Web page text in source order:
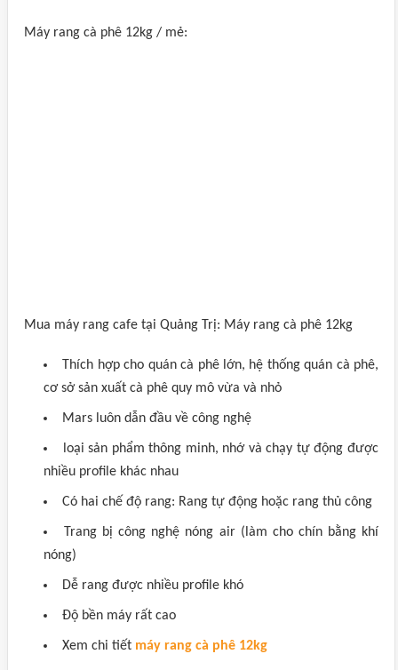
Máy rang cà phê 12kg / mẻ:
Mua máy rang cafe tại Quảng Trị: Máy rang cà phê 12kg
Thích hợp cho quán cà phê lớn, hệ thống quán cà phê,
cơ sở sản xuất cà phê quy mô vừa và nhỏ
Mars luôn dẫn đầu về công nghệ
loại sản phẩm thông minh, nhớ và chạy tự động được
nhiều profile khác nhau
Có hai chế độ rang: Rang tự động hoặc rang thủ công
Trang bị công nghệ nóng air (làm cho chín bằng khí
nóng)
Dễ rang được nhiều profile khó
Độ bền máy rất cao
Xem chi tiết máy rang cà phê 12kg